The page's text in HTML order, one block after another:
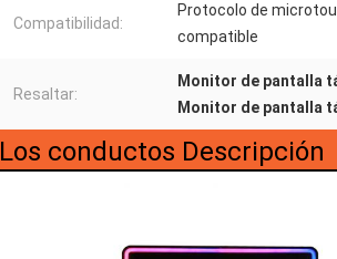
Compatibilidad:
Protocolo de
compatible
Resaltar:
Monitor de pantalla
Monitor de pantalla
Los conductos Descripción